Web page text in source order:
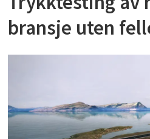
bransje uten